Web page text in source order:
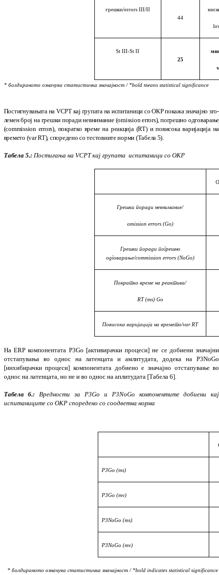
грешки/errors III/II
44
St III-St II
25
* болдираното означува статистичка значајност/ *bold means statistical significance
Постигнувањата на VCPT кај групата на ис­пи­та­ници со ОКР покажа значајно зго­
лемен број на грешки поради невнимание (omission errors), погрешно одговарање
(commission errors), пократко време на реак­ција (RT)и по­ви­сока варијација на
времето (var RT), спо­ре­де­но со тестовните норми (Табела 5).
Табела 5.:Постигања на VCPT кај групата испитаници со ОКР
Грешки поради невнимание/
omission errors (Go)
Грешки поради погрешно
одговарање/commission errors (NoGo)
Пократко време на реактива/
RT (ms) Go
Повисока варијација на времето/var RT
На ERP компонентата P3Go [активирачки про­цеси] не се добиени значајни
отста­пу­вања во однос на латенцата и амлитудата, додека на P3NoGo
[инхибирачки процеси] компо­нентата добиенo e значајно отста­пу­вање во
однос на латенцата, но не и во од­нос на аплитудата [Табела 6].
Табела 6.: Вредности за P3Go и P3NoGo компонентите добиени кај
испитаниците со ОКР споредено со соодветна норма
P3Go (ms)
P3Go (mv)
P3NoGo (ms)
P3NoGo (mv)
* болдираното означува статистичка значајност / *bold indicates statistical significance